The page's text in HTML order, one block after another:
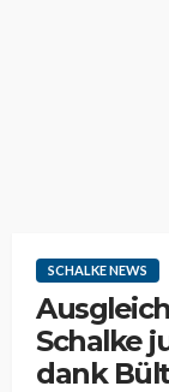
SCHALKE NEWS
Schalke
dank